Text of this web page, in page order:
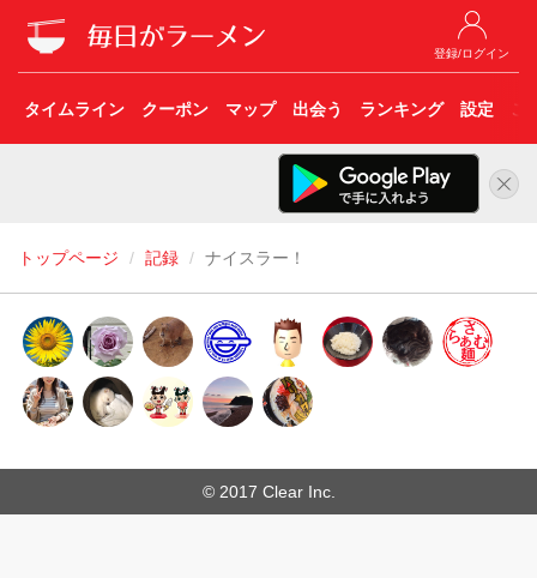
登録/ログイン
タイムライン クーポン マップ 出会う ランキング 設定 こ
トップページ 記録 ナイスラー！
© 2017 Clear Inc.